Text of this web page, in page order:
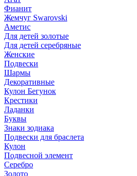
Фианит
Жемчуг Swarovski
Аметис
Для детей золотые
Для детей серебряные
Женские
Подвески
Шармы
Декоративные
Кулон Бегунок
Крестики
Ладанки
Буквы
Знаки зодиака
Подвески для браслета
Кулон
Подвесной элемент
Серебро
Золото